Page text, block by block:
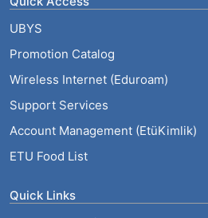
UBYS
Promotion Catalog
Wireless Internet (Eduroam)
Support Services
Account Management (EtüKimlik)
ETU Food List
Quick Links